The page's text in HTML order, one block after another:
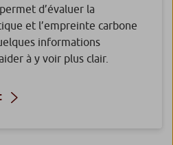
d’évaluer la
et l’empreinte carbone
informations
à y voir plus clair.